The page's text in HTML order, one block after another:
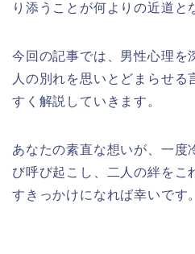
り添うことが何よりの近道と
今回の記事では、男性心理を
人の別れを思いとどまらせる
すく解説していきます。
あなたの素直な想いが、一度
び呼び起こし、二人の絆をこ
すきっかけになれば幸いです。